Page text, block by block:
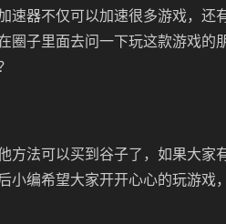
速器不仅可以加速很多游戏，还
圈子里面去问一下玩这款游戏的
方法可以买到谷子了，如果大家
小编希望大家开开心心的玩游戏